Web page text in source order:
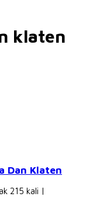
klaten
Dan Klaten
215 kali |